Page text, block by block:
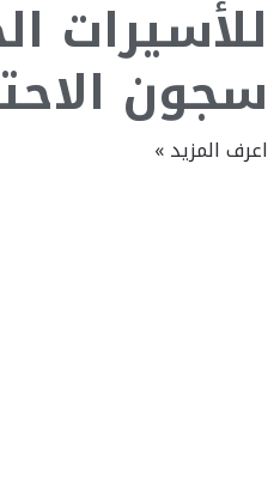
للأسيرات
سجون
اعرف المزيد »